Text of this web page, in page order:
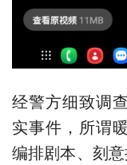
经警方细致调
实事件，所谓
编排剧本、刻